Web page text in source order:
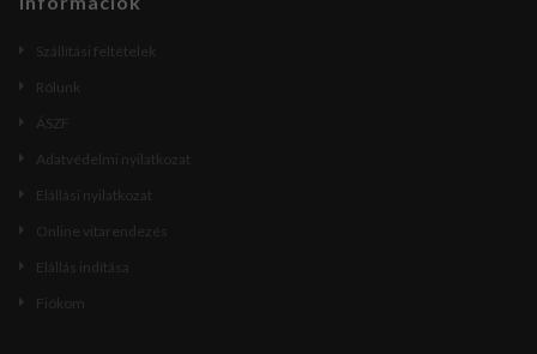
Szállítási feltételek
Rólunk
ÁSZF
Adatvédelmi nyilatkozat
Elállási nyilatkozat
Online vitarendezés
Elállás indítása
Fiókom